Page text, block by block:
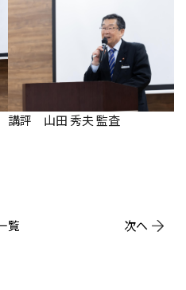
講評 山田 秀夫 監査
覧 次へ